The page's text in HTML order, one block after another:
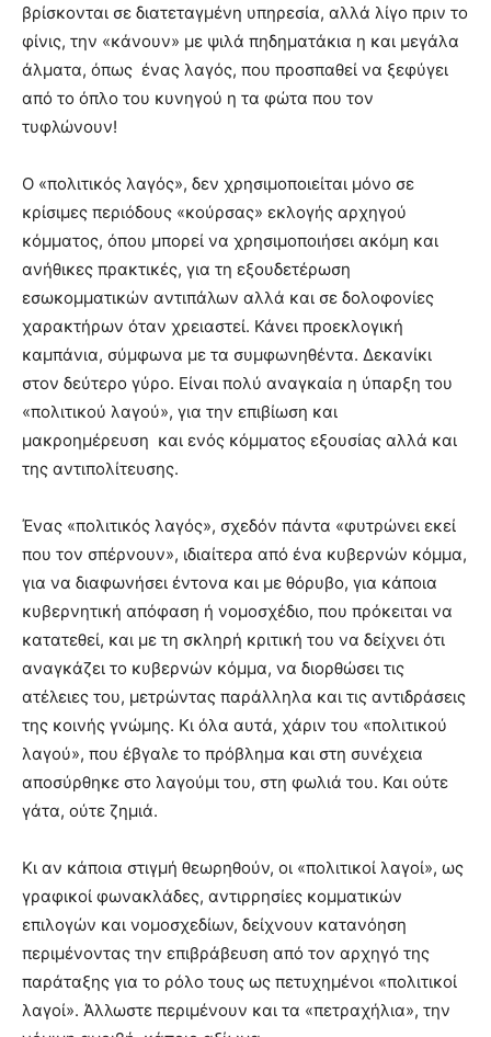
βρίσκονται σε διατεταγμένη υπηρεσία, αλλά λίγο πριν το
φίνις, την «κάνουν» με ψιλά πηδηματάκια η και μεγάλα
άλματα, όπως ένας λαγός, που προσπαθεί να ξεφύγει
από το όπλο του κυνηγού η τα φώτα που τον
τυφλώνουν!
Ο «πολιτικός λαγός», δεν χρησιμοποιείται μόνο σε
κρίσιμες περιόδους «κούρσας» εκλογής αρχηγού
κόμματος, όπου μπορεί να χρησιμοποιήσει ακόμη και
ανήθικες πρακτικές, για τη εξουδετέρωση
εσωκομματικών αντιπάλων αλλά και σε δολοφονίες
χαρακτήρων όταν χρειαστεί. Κάνει προεκλογική
καμπάνια, σύμφωνα με τα συμφωνηθέντα. Δεκανίκι
στον δεύτερο γύρο. Είναι πολύ αναγκαία η ύπαρξη του
«πολιτικού λαγού», για την επιβίωση και
μακροημέρευση και ενός κόμματος εξουσίας αλλά και
της αντιπολίτευσης.
Ένας «πολιτικός λαγός», σχεδόν πάντα «φυτρώνει εκεί
που τον σπέρνουν», ιδιαίτερα από ένα κυβερνών κόμμα,
για να διαφωνήσει έντονα και με θόρυβο, για κάποια
κυβερνητική απόφαση ή νομοσχέδιο, που πρόκειται να
κατατεθεί, και με τη σκληρή κριτική του να δείχνει ότι
αναγκάζει το κυβερνών κόμμα, να διορθώσει τις
ατέλειες του, μετρώντας παράλληλα και τις αντιδράσεις
της κοινής γνώμης. Κι όλα αυτά, χάριν του «πολιτικού
λαγού», που έβγαλε το πρόβλημα και στη συνέχεια
αποσύρθηκε στο λαγούμι του, στη φωλιά του. Και ούτε
γάτα, ούτε ζημιά.
Κι αν κάποια στιγμή θεωρηθούν, οι «πολιτικοί λαγοί», ως
γραφικοί φωνακλάδες, αντιρρησίες κομματικών
επιλογών και νομοσχεδίων, δείχνουν κατανόηση
περιμένοντας την επιβράβευση από τον αρχηγό της
παράταξης για το ρόλο τους ως πετυχημένοι «πολιτικοί
λαγοί». Άλλωστε περιμένουν και τα «πετραχήλια», την